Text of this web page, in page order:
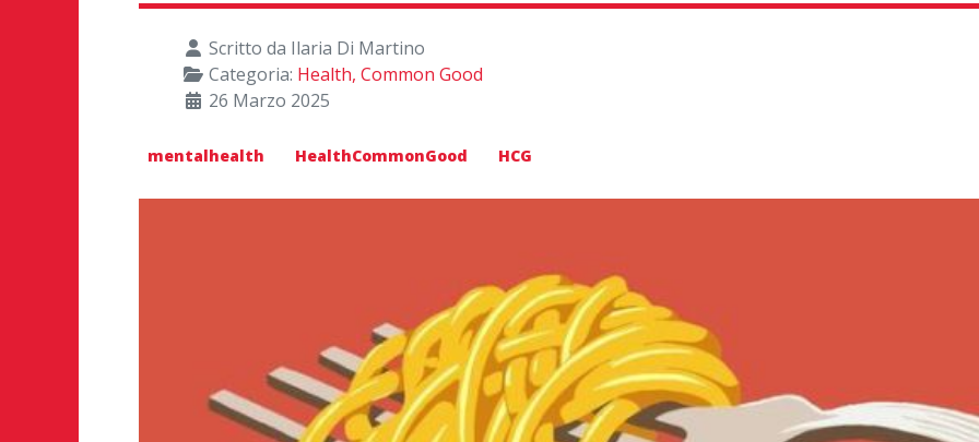
Scritto da Ilaria Di Martino
Categoria: Health, Common Good
26 Marzo 2025
mentalhealth HealthCommonGood HCG